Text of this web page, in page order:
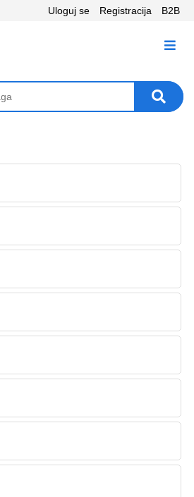
Uloguj se Registracija B2B